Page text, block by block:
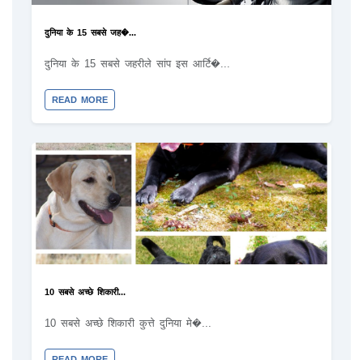
दुनिया के 15 सबसे जह�...
दुनिया के 15 सबसे जहरीले सांप इस आर्टि�...
READ MORE
10 सबसे अच्छे शिकारी...
10 सबसे अच्छे शिकारी कुत्ते दुनिया मे�...